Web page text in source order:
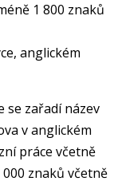
1 800 znaků
anglickém
se zařadí název
v anglickém
práce včetně
znaků včetně